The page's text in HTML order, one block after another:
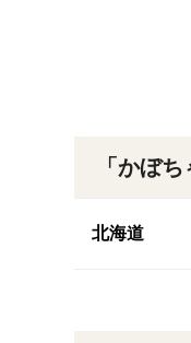
「かぼ
北海道